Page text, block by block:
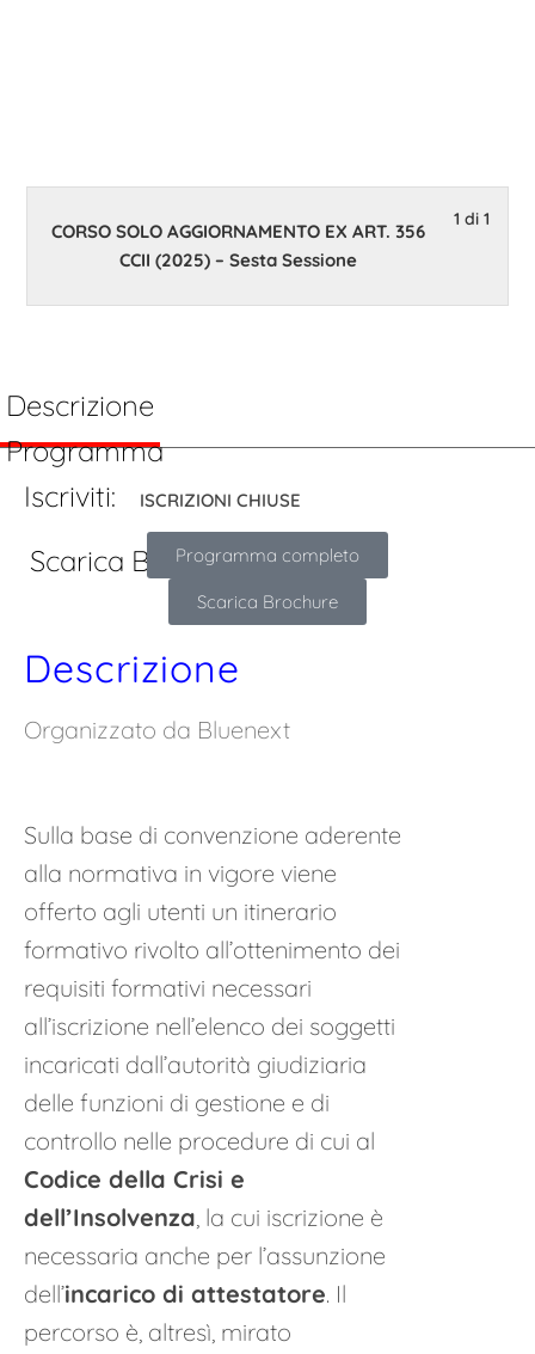
1 di 1
CORSO SOLO AGGIORNAMENTO EX ART. 356
CCII (2025) – Sesta Sessione
Descrizione
Programma
Iscriviti:
ISCRIZIONI CHIUSE
Scarica BrochureProgramma completo
Scarica Brochure
Descrizione
Organizzato da Bluenext
Sulla base di convenzione aderente
alla normativa in vigore viene
offerto agli utenti un itinerario
formativo rivolto all’ottenimento dei
requisiti formativi necessari
all’iscrizione nell’elenco dei soggetti
incaricati dall’autorità giudiziaria
delle funzioni di gestione e di
controllo nelle procedure di cui al
Codice della Crisi e
dell’Insolvenza, la cui iscrizione è
necessaria anche per l’assunzione
dell’incarico di attestatore. Il
percorso è, altresì, mirato